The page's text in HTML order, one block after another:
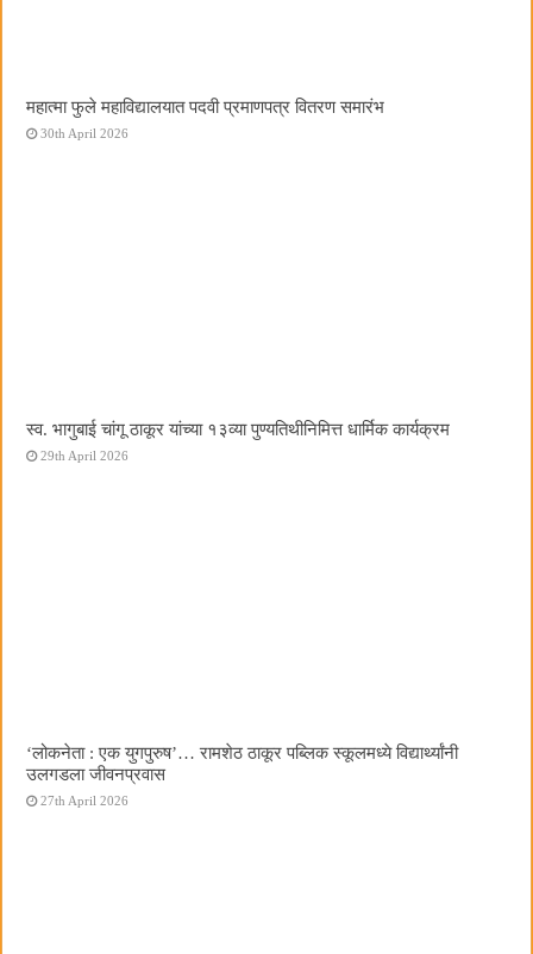
महात्मा फुले महाविद्यालयात पदवी प्रमाणपत्र वितरण समारंभ
30th April 2026
स्व. भागुबाई चांगू ठाकूर यांच्या १३व्या पुण्यतिथीनिमित्त धार्मिक कार्यक्रम
29th April 2026
‌‘लोकनेता : एक युगपुरुष‌’… रामशेठ ठाकूर पब्लिक स्कूलमध्ये विद्यार्थ्यांनी
उलगडला जीवनप्रवास
27th April 2026